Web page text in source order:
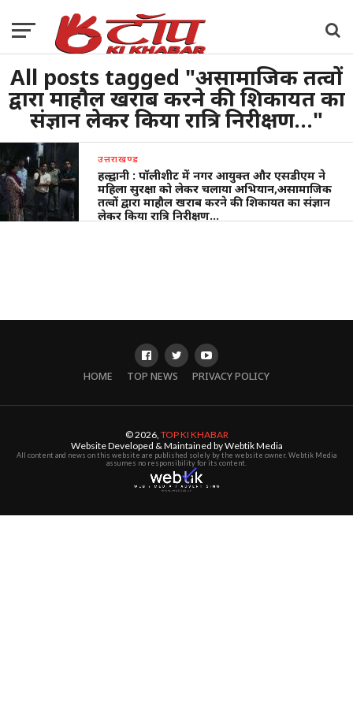
All posts tagged "असामाजिक तत्वों
द्वारा माहौल खराब करने की शिकायत का
संज्ञान लेकर किया रात्रि निरीक्षण…"
उत्तराखण्ड
हल्द्वानी : पॉलीशीट में नगर आयुक्त और एसडीएम ने
महिला सुरक्षा को लेकर चलाया अभियान,असामाजिक
तत्वों द्वारा माहौल खराब करने की शिकायत का संज्ञान
लेकर किया रात्रि निरीक्षण…
HOME TOP NEWS PRIVACY POLICY
© 2026, TOP KI KHABAR
Website Developed & Maintained by Webtik Media
All content and news on this website are published solely by the website owner. Webtik Media
assumes no responsibility for its content.